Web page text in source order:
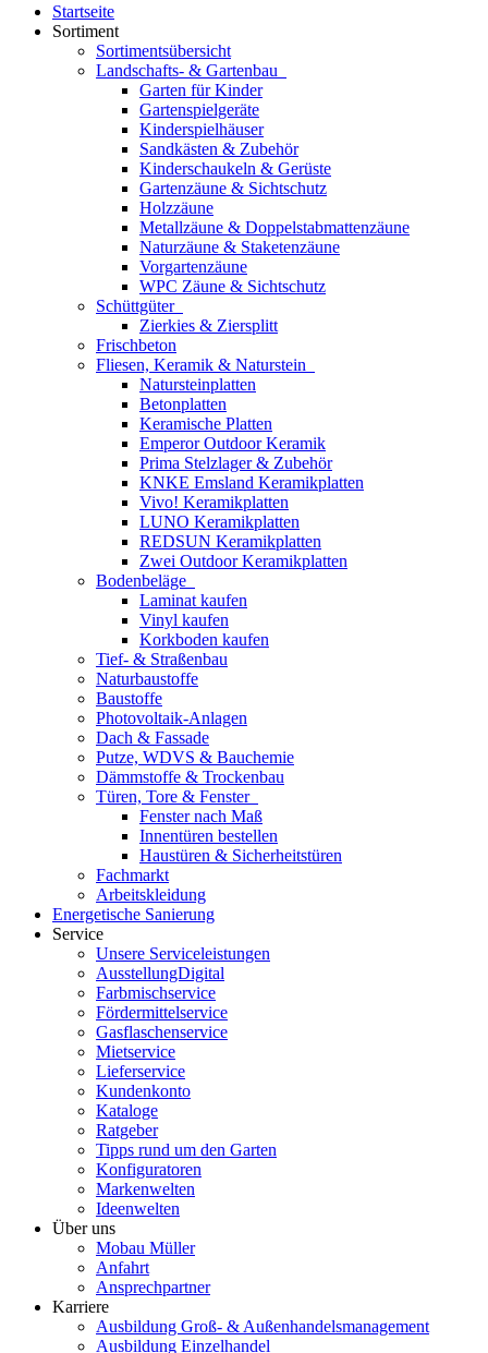
Startseite
Sortiment
Sortimentsübersicht
Landschafts- & Gartenbau
Garten für Kinder
Gartenspielgeräte
Kinderspielhäuser
Sandkästen & Zubehör
Kinderschaukeln & Gerüste
Gartenzäune & Sichtschutz
Holzzäune
Metallzäune & Doppelstabmattenzäune
Naturzäune & Staketenzäune
Vorgartenzäune
WPC Zäune & Sichtschutz
Schüttgüter
Zierkies & Ziersplitt
Frischbeton
Fliesen, Keramik & Naturstein
Natursteinplatten
Betonplatten
Keramische Platten
Emperor Outdoor Keramik
Prima Stelzlager & Zubehör
KNKE Emsland Keramikplatten
Vivo! Keramikplatten
LUNO Keramikplatten
REDSUN Keramikplatten
Zwei Outdoor Keramikplatten
Bodenbeläge
Laminat kaufen
Vinyl kaufen
Korkboden kaufen
Tief- & Straßenbau
Naturbaustoffe
Baustoffe
Photovoltaik-Anlagen
Dach & Fassade
Putze, WDVS & Bauchemie
Dämmstoffe & Trockenbau
Türen, Tore & Fenster
Fenster nach Maß
Innentüren bestellen
Haustüren & Sicherheitstüren
Fachmarkt
Arbeitskleidung
Energetische Sanierung
Service
Unsere Serviceleistungen
AusstellungDigital
Farbmischservice
Fördermittelservice
Gasflaschenservice
Mietservice
Lieferservice
Kundenkonto
Kataloge
Ratgeber
Tipps rund um den Garten
Konfiguratoren
Markenwelten
Ideenwelten
Über uns
Mobau Müller
Anfahrt
Ansprechpartner
Karriere
Ausbildung Groß- & Außenhandelsmanagement
Ausbildung Einzelhandel